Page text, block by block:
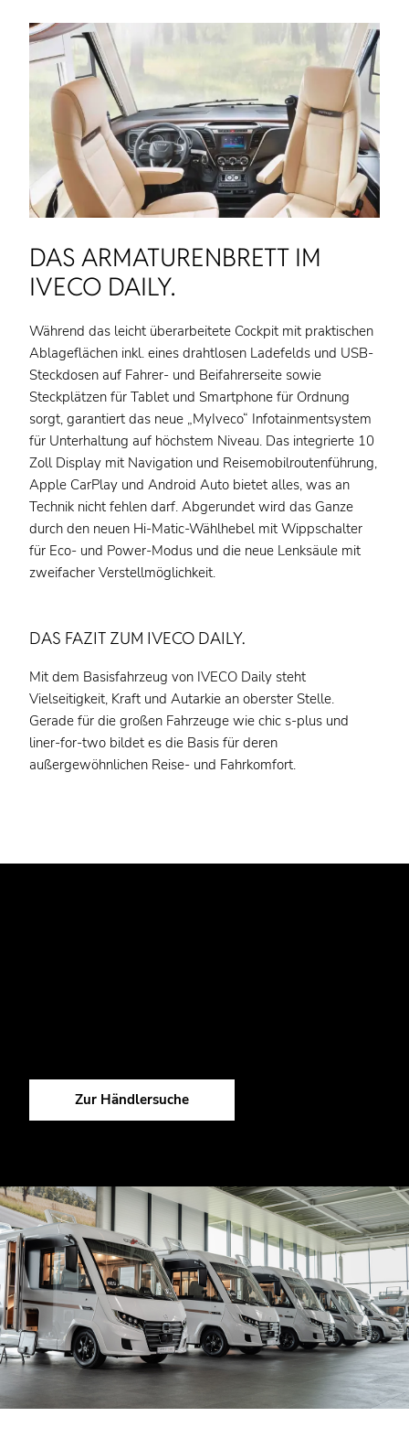
DAS ARMATURENBRETT IM
IVECO DAILY.
Während das leicht überarbeitete Cockpit mit praktischen
Ablageflächen inkl. eines drahtlosen Ladefelds und USB-
Steckdosen auf Fahrer- und Beifahrerseite sowie
Steckplätzen für Tablet und Smartphone für Ordnung
sorgt, garantiert das neue „MyIveco“ Infotainmentsystem
für Unterhaltung auf höchstem Niveau. Das integrierte 10
Zoll Display mit Navigation und Reisemobilroutenführung,
Apple CarPlay und Android Auto bietet alles, was an
Technik nicht fehlen darf. Abgerundet wird das Ganze
durch den neuen Hi-Matic-Wählhebel mit Wippschalter
für Eco- und Power-Modus und die neue Lenksäule mit
zweifacher Verstellmöglichkeit.
DAS FAZIT ZUM IVECO DAILY.
Mit dem Basisfahrzeug von IVECO Daily steht
Vielseitigkeit, Kraft und Autarkie an oberster Stelle.
Gerade für die großen Fahrzeuge wie chic s-plus und
liner-for-two bildet es die Basis für deren
außergewöhnlichen Reise- und Fahrkomfort.
Zur Händlersuche